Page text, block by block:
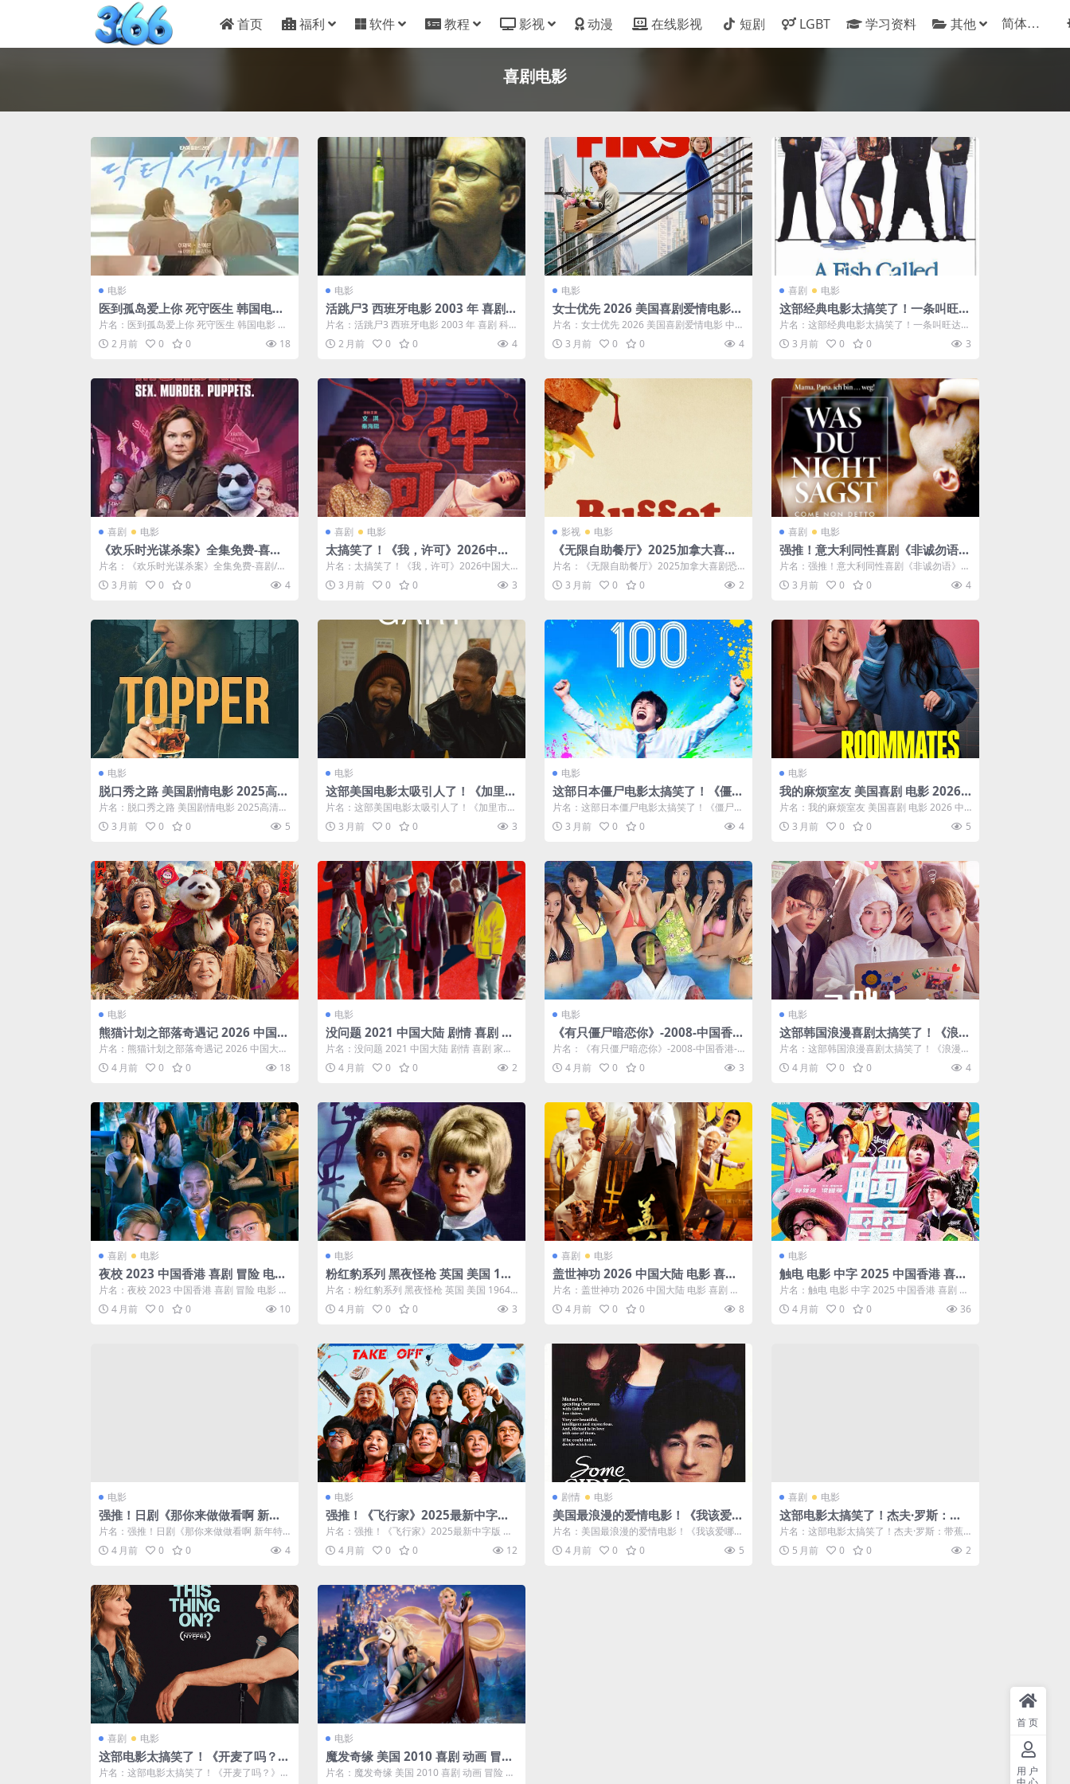
首页 福利 软件 教程 影视 动漫 在线影视 短剧 LGBT 学习资料 其他
喜剧电影
电影
医到孤岛爱上你 死守医生 韩国电影
浪漫喜剧 网盘在线看
片名：医到孤岛爱上你 死守医生 韩国电影 浪
漫喜剧 网盘在线看 分类：电影 详情...
2 月前 0 0 18
电影
活跳尸3 西班牙电影 2003 年 喜剧
科幻 恐怖 中字 高清下载
片名：活跳尸3 西班牙电影 2003 年 喜剧 科
幻 恐怖 中字 高清下载 分类...
2 月前 0 0 4
电影
女士优先 2026 美国喜剧爱情电影
中字
片名：女士优先 2026 美国喜剧爱情电影 中字
分类：电影 又名：男人要自爱(...
3 月前 0 0 4
喜剧 电影
这部经典电影太搞笑了！一条叫旺达
的鱼 1988 美国英国喜剧犯罪百度云
网盘夸克下载
片名：这部经典电影太搞笑了！一条叫旺达的
鱼 1988 美国英国喜剧犯罪百度云网盘...
3 月前 0 0 3
喜剧 电影
《欢乐时光谋杀案》全集免费-喜剧/
悬疑-未删减-限时转存[夸克网盘]
片名：《欢乐时光谋杀案》全集免费-喜剧/悬
疑-未删减-限时转存[夸克网盘] 分类...
3 月前 0 0 4
喜剧 电影
太搞笑了！《我，许可》2026中国
大陆喜剧剧情电影夸克网盘限时分享
片名：太搞笑了！《我，许可》2026中国大
陆喜剧剧情电影夸克网盘限时分享 分类：...
3 月前 0 0 3
影视 电影
《无限自助餐厅》2025加拿大喜剧
恐怖-全集免费-中字-未删减-限时转
存[夸克网盘]
片名：《无限自助餐厅》2025加拿大喜剧恐
怖-全集免费-中字-未删减-限时转存[...
3 月前 0 0 2
喜剧 电影
强推！意大利同性喜剧《非诚勿语》
2012年全集资源 中字版 限时下载
片名：强推！意大利同性喜剧《非诚勿语》2
012年全集资源 中字版 限时下载 分类...
3 月前 0 0 4
电影
脱口秀之路 美国剧情电影 2025高清
中字 下载
片名：脱口秀之路 美国剧情电影 2025高清中
字 下载 分类：电影 类型：剧情 ...
3 月前 0 0 5
电影
这部美国电影太吸引人了！《加里
市》2026最新美国剧情喜剧电影百
度云网盘夸克下载
片名：这部美国电影太吸引人了！《加里市》
2026最新美国剧情喜剧电影百度云网盘夸...
3 月前 0 0 3
电影
这部日本僵尸电影太搞笑了！《僵尸
100：在成为僵尸前要做的100件
事》2023日本喜剧惊悚电影百度云
网盘下载
片名：这部日本僵尸电影太搞笑了！《僵尸1
00：在成为僵尸前要做的100件事》20...
3 月前 0 0 4
电影
我的麻烦室友 美国喜剧 电影 2026
中字高清下载
片名：我的麻烦室友 美国喜剧 电影 2026 中
字高清下载 分类：电影 类型：喜...
3 月前 0 0 5
电影
熊猫计划之部落奇遇记 2026 中国大
陆喜剧奇幻电影 中字 百度云网盘在
线看
片名：熊猫计划之部落奇遇记 2026 中国大陆
喜剧奇幻电影 中字 百度云网盘在线...
4 月前 0 0 18
电影
没问题 2021 中国大陆 剧情 喜剧 家
庭 电影 中字
片名：没问题 2021 中国大陆 剧情 喜剧 家庭
电影 中字 分类：电影 又名...
4 月前 0 0 2
电影
《有只僵尸暗恋你》-2008-中国香
港-粤语中字-剧情/喜剧/悬疑/惊悚/
恐怖/犯罪-未删减-限时转存[夸克网
盘]
片名：《有只僵尸暗恋你》-2008-中国香港-
粤语中字-剧情/喜剧/悬疑/惊悚/...
4 月前 0 0 3
电影
这部韩国浪漫喜剧太搞笑了！《浪漫
的绝对值》2026韩国爱情电影 夸克
网盘限时分享
片名：这部韩国浪漫喜剧太搞笑了！《浪漫的
绝对值》2026韩国爱情电影 夸克网盘限...
4 月前 0 0 4
喜剧 电影
夜校 2023 中国香港 喜剧 冒险 电影
中字 高清 下载
片名：夜校 2023 中国香港 喜剧 冒险 电影 中
字 高清 下载 分类：电影 ...
4 月前 0 0 10
电影
粉红豹系列 黑夜怪枪 英国 美国 196
4 喜剧 悬疑 电影 中字 高清 下载
片名：粉红豹系列 黑夜怪枪 英国 美国 1964
喜剧 悬疑 电影 中字 高清 ...
4 月前 0 0 3
喜剧 电影
盖世神功 2026 中国大陆 电影 喜剧
中字 全集 高清
片名：盖世神功 2026 中国大陆 电影 喜剧 中
字 全集 高清 分类：电影 又...
4 月前 0 0 8
电影
触电 电影 中字 2025 中国香港 喜剧
动作 高清 下载
片名：触电 电影 中字 2025 中国香港 喜剧 动
作 高清 下载 分类：电影 ...
4 月前 0 0 36
电影
强推！日剧《那你来做做看啊 新年
特别篇 SP》2027日本最新剧情喜剧
电影限时网盘自取
片名：强推！日剧《那你来做做看啊 新年特
别篇 SP》2027日本最新剧情喜剧电影...
4 月前 0 0 4
电影
强推！《飞行家》2025最新中字版
电影资源 限时网盘自取
片名：强推！《飞行家》2025最新中字版 电
影资源 限时网盘自取 分类：电影 又...
4 月前 0 0 12
剧情 电影
美国最浪漫的爱情电影！《我该爱哪
个女孩》1988年经典剧情喜剧电影
在线观看
片名：美国最浪漫的爱情电影！《我该爱哪个
女孩》1988年经典剧情喜剧电影在线观看...
4 月前 0 0 5
喜剧 电影
这部电影太搞笑了！杰夫·罗斯：带
蕉上路 2026 美国电影 夸克网盘限
时分享
片名：这部电影太搞笑了！杰夫·罗斯：带蕉
上路 2026 美国电影 夸克网盘限时分...
5 月前 0 0 2
喜剧 电影
这部电影太搞笑了！《开麦了吗？》
2025最新美国喜剧电影全集 夸克网
片名：这部电影太搞笑了！《开麦了吗？》2
电影
魔发奇缘 美国 2010 喜剧 动画 冒险
中字 高清 电影 下载
片名：魔发奇缘 美国 2010 喜剧 动画 冒险 中
首页
用户